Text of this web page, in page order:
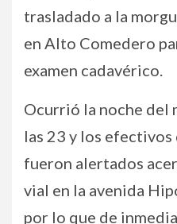
trasladado a la
en Alto Comedero
examen cadavérico.
Ocurrió la noche del
las 23 y los efectivos
fueron alertados
vial en la avenida
por lo que de